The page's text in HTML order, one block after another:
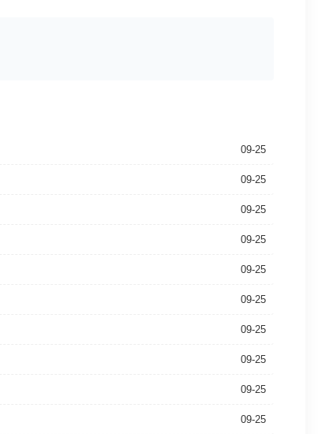
09-25
09-25
09-25
09-25
09-25
09-25
09-25
09-25
09-25
09-25